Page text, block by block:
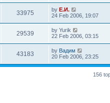
s
w
s
s
t
i
w
s
t
p
o
s
t
33975V
i
w
s
L
a
t
p
o
s
t
by Е.И.
24 Feb 2006, 19:07
29539V
i
L
a
t
p
o
s
by Yurik
22 Feb 2006, 03:15
43183V
i
L
a
t
by Вадим
20 Feb 2006, 23:25
156